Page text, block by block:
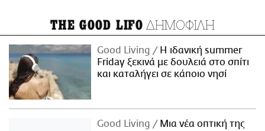
THE GOOD LIFO ΔΗΜΟΦΙΛΗ
Good Living
Η ιδανική summer
Friday ξεκινά με δουλειά στο σπίτι
και καταλήγει σε κάποιο νησί
Good Living
Μια νέα οπτική της